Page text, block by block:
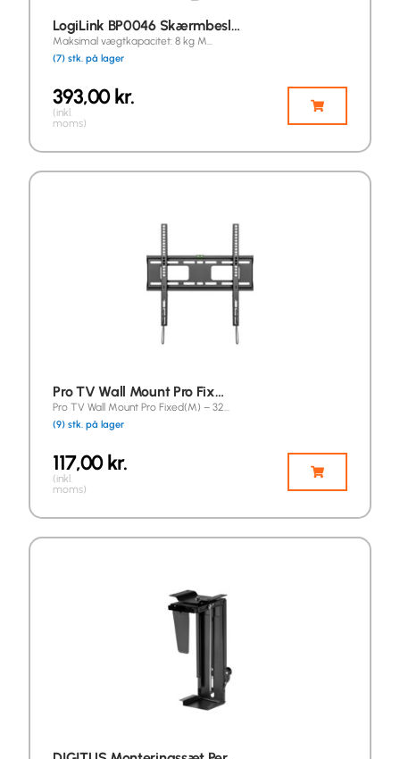
LogiLink BP0046 Skærmbesl…
Maksimal vægtkapacitet: 8 kg M…
(7) stk. på lager
393,00kr.
(inkl.
moms)
Pro TV Wall Mount Pro Fix…
Pro TV Wall Mount Pro Fixed(M) – 32…
(9) stk. på lager
117,00kr.
(inkl.
moms)